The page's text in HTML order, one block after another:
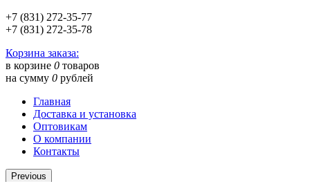
+7 (831) 272-35-77
+7 (831) 272-35-78
Корзина заказа:
в корзине 0 товаров
на сумму 0 рублей
Главная
Доставка и установка
Оптовикам
О компании
Контакты
Previous